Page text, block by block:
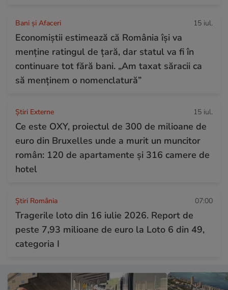
Bani și Afaceri 15 iul.
Economiștii estimează că România își va
menține ratingul de țară, dar statul va fi în
continuare tot fără bani. „Am taxat săracii ca
să menținem o nomenclatură”
Știri Externe 15 iul.
Ce este OXY, proiectul de 300 de milioane de
euro din Bruxelles unde a murit un muncitor
român: 120 de apartamente și 316 camere de
hotel
Știri România 07:00
Tragerile loto din 16 iulie 2026. Report de
peste 7,93 milioane de euro la Loto 6 din 49,
categoria I